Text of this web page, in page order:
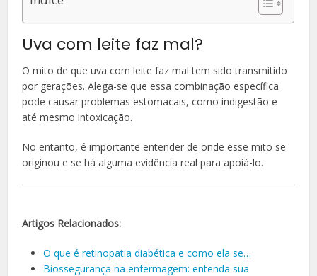
Uva com leite faz mal?
O mito de que uva com leite faz mal tem sido transmitido
por gerações. Alega-se que essa combinação específica
pode causar problemas estomacais, como indigestão e
até mesmo intoxicação.
No entanto, é importante entender de onde esse mito se
originou e se há alguma evidência real para apoiá-lo.
Artigos Relacionados:
O que é retinopatia diabética e como ela se…
Biossegurança na enfermagem: entenda sua